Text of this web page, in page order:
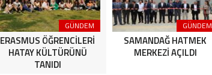
GÜNDEM
ERASMUS ÖĞRENCİLERİ
HATAY KÜLTÜRÜNÜ
TANIDI
GÜNDEM
SAMANDAĞ HATMEK
MERKEZİ AÇILDI